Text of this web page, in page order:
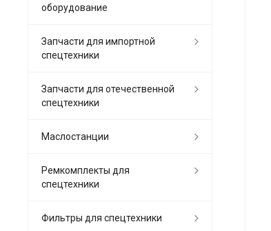
оборудование
Запчасти для импортной
спецтехники
Запчасти для отечественной
спецтехники
Маслостанции
Ремкомплекты для
спецтехники
Фильтры для спецтехники